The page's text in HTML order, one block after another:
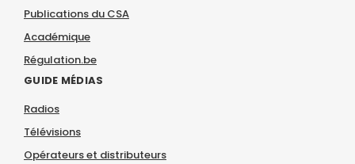
Publications du CSA
Académique
Régulation.be
GUIDE MÉDIAS
Radios
Télévisions
Opérateurs et distributeurs